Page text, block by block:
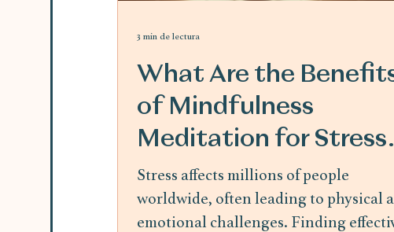
What Are the
of Mindfulness
Meditation for Stress
Relief
Stress affects millions of people
worldwide, often leading to physical
emotional challenges. Finding
3 min de lectura